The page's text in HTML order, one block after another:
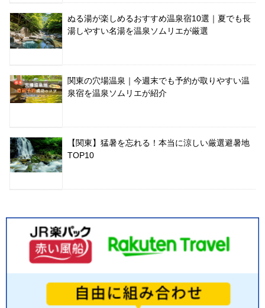
ぬる湯が楽しめるおすすめ温泉宿10選｜夏でも長
湯しやすい名湯を温泉ソムリエが厳選
関東の穴場温泉｜今週末でも予約が取りやすい温
泉宿を温泉ソムリエが紹介
【関東】猛暑を忘れる！本当に涼しい厳選避暑地
TOP10